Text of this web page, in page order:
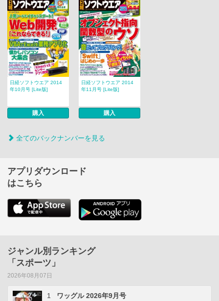
日経ソフトウエア 2014
年10月号 [Lite版]
購入
日経ソフトウエア 2014
年11月号 [Lite版]
購入
全てのバックナンバーを見る
アプリダウンロード
はこちら
ジャンル別ランキング
「スポーツ」
2026年08月07日
1 ワッグル 2026年9月号